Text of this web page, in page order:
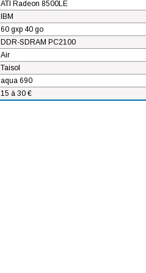
ATI Radeon 8500LE
IBM
60 gxp 40 go
DDR-SDRAM PC2100
Air
Taisol
aqua 690
15 à 30 €